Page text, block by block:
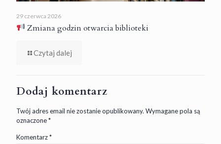
29 czerwca 2026
Zmiana godzin otwarcia biblioteki
Czytaj dalej
Dodaj komentarz
Twój adres email nie zostanie opublikowany. Wymagane pola są
oznaczone*
Komentarz*